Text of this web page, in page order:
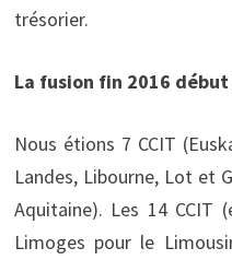
trésorier.
La fusion fin 2016 début
Nous étions 7 CCIT
Landes, Libourne, Lot et
Aquitaine). Les 14 CCIT
Limoges pour le